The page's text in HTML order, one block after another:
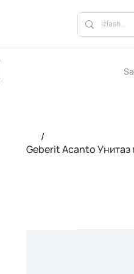
/
Geberit Acanto Унитаз